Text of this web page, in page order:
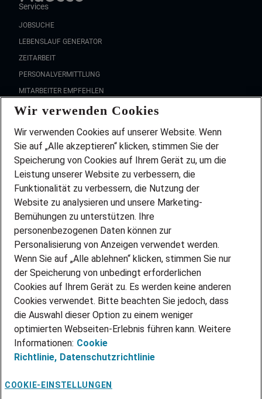
Services
JOBSUCHE
LEBENSLAUF GENERATOR
ZEITARBEIT
PERSONALVERMITTLUNG
MITARBEITER EMPFEHLEN
FAQ
Wir stellen ein!
DEINE BERUFSGRUPPE
DEINE LEBENSSITUATION
PARTNERSHIP WITH AIRBUS
INITIATIV BEWERBEN
ÜBER UNS
STANDORTE
BLOG
PRESSE
KONTAKT
@Adecco 2026
IMPRESSUM
DATENSCHUTZ
NUTZUNGSBEDINGUNGEN
COOKIE-RICHTLINIEN
Wir verwenden Cookies
Wir verwenden Cookies auf unserer Website. Wenn
Sie auf „Alle akzeptieren“ klicken, stimmen Sie der
Speicherung von Cookies auf Ihrem Gerät zu, um die
Leistung unserer Website zu verbessern, die
Funktionalität zu verbessern, die Nutzung der
Website zu analysieren und unsere Marketing-
Bemühungen zu unterstützen. Ihre
personenbezogenen Daten können zur
Personalisierung von Anzeigen verwendet werden.
Wenn Sie auf „Alle ablehnen“ klicken, stimmen Sie nur
der Speicherung von unbedingt erforderlichen
Cookies auf Ihrem Gerät zu. Es werden keine anderen
Cookies verwendet. Bitte beachten Sie jedoch, dass
die Auswahl dieser Option zu einem weniger
optimierten Webseiten-Erlebnis führen kann. Weitere
Informationen: Cookie
Richtlinie, Datenschutzrichtlinie
COOKIE-EINSTELLUNGEN